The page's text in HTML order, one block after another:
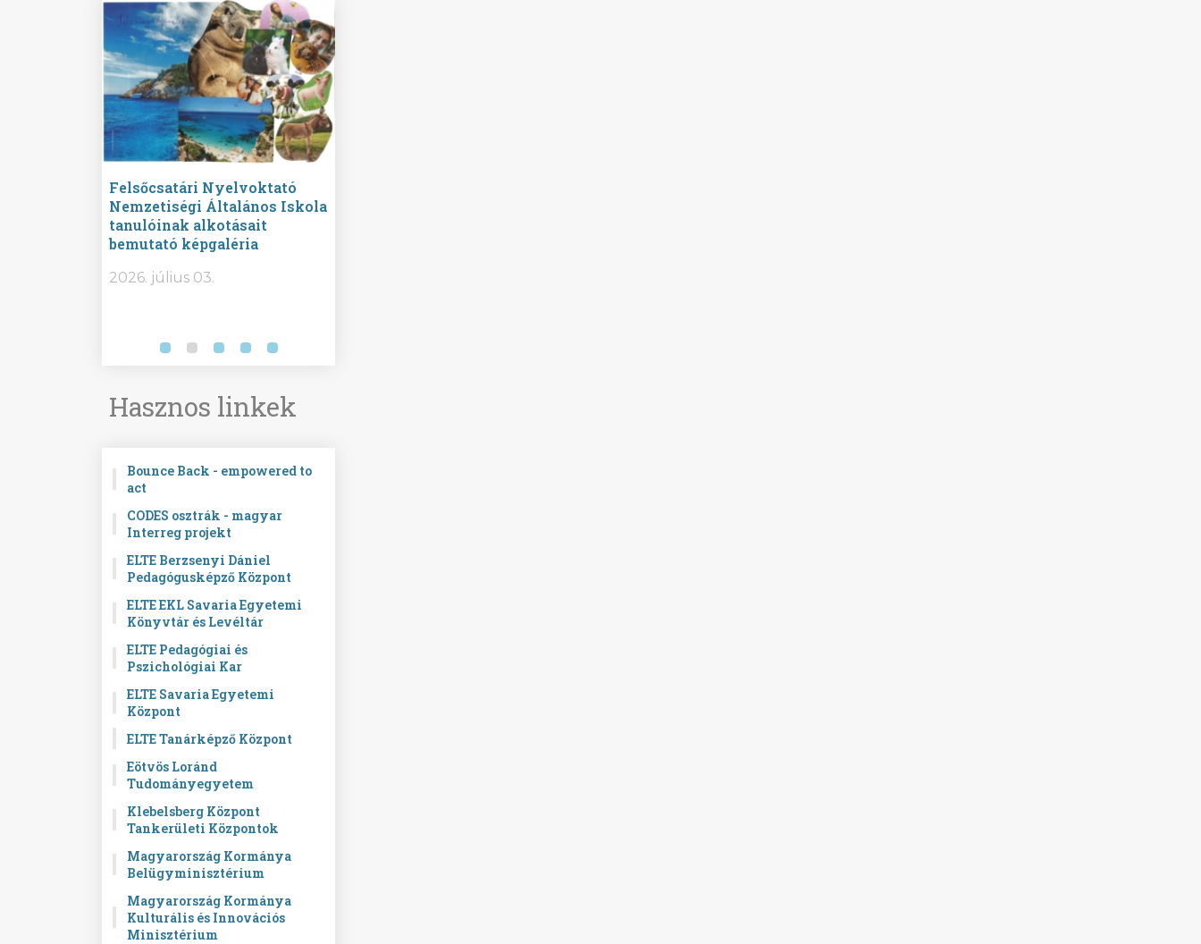
Felsőcsatári Nyelvoktató
Nemzetiségi Általános Iskola
tanulóinak alkotásait
bemutató képgaléria
2026. július 03.
Hasznos linkek
Bounce Back - empowered to
act
CODES osztrák - magyar
Interreg projekt
ELTE Berzsenyi Dániel
Pedagógusképző Központ
ELTE EKL Savaria Egyetemi
Könyvtár és Levéltár
ELTE Pedagógiai és
Pszichológiai Kar
ELTE Savaria Egyetemi
Központ
ELTE Tanárképző Központ
Eötvös Loránd
Tudományegyetem
Klebelsberg Központ
Tankerületi Központok
Magyarország Kormánya
Belügyminisztérium
Magyarország Kormánya
Kulturális és Innovációs
Minisztérium